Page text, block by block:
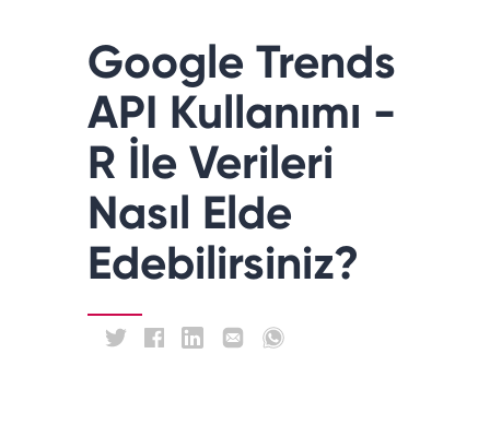
Google Trends
API Kullanımı -
R İle Verileri
Nasıl Elde
Edebilirsiniz?